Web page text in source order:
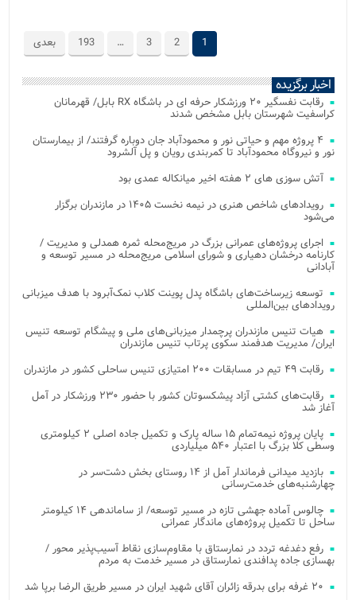
1
2
3
…
193 بعدی
اخبار برگزیده
رقابت نفسگیر ۲۰ ورزشکار حرفه ای در باشگاه RX بابل/ قهرمانان
کراسفیت شهرستان بابل مشخص شدند
۴ پروژه مهم و حیاتی نور و محمودآباد جان دوباره گرفتند/ از بیمارستان
نور و نیروگاه محمودآباد تا کمربندی رویان و پل آلشرود
آتش‌ سوزی‌ های ۲ هفته اخیر میانکاله عمدی بود
رویدادهای شاخص هنری در نیمه نخست ۱۴۰۵ در مازندران برگزار
می‌شود
اجرای پروژه‌های عمرانی بزرگ در مریج‌محله ثمره همدلی و مدیریت /
کارنامه درخشان دهیاری و شورای اسلامی مریج‌محله در مسیر توسعه و
آبادانی
توسعه زیرساخت‌های باشگاه پدل پوینت کلاب نمک‌آبرود با هدف میزبانی
رویدادهای بین‌المللی
هیات تنیس مازندران پرچمدار میزبانی‌های ملی و پیشگام توسعه تنیس
ایران/ مدیریت هدفمند سکوی پرتاب تنیس مازندران
رقابت ۴۹ تیم در مسابقات ۲۰۰ امتیازی تنیس ساحلی کشور در مازندران
رقابت‌های کشتی آزاد پیشکسوتان کشور با حضور ۲۳۰ ورزشکار در آمل
آغاز شد
پایان پروژه نیمه‌تمام ۱۵ ساله پارک و تکمیل جاده اصلی ۲ کیلومتری
وسطی کلا بزرگ با اعتبار ۵۴۰ میلیاردی
بازدید میدانی فرماندار آمل از ۱۴ روستای بخش دشت‌سر در
چهارشنبه‌های خدمت‌رسانی
چالوس آماده جهشی تازه در مسیر توسعه/ از ساماندهی ۱۴ کیلومتر
ساحل تا تکمیل پروژه‌های ماندگار عمرانی
رفع دغدغه تردد در نمارستاق با مقاوم‌سازی نقاط آسیب‌پذیر محور /
بهسازی جاده پدافندی نمارستاق در مسیر خدمت به مردم
۲۰ غرفه برای بدرقه زائران آقای شهید ایران در مسیر طریق الرضا برپا شد